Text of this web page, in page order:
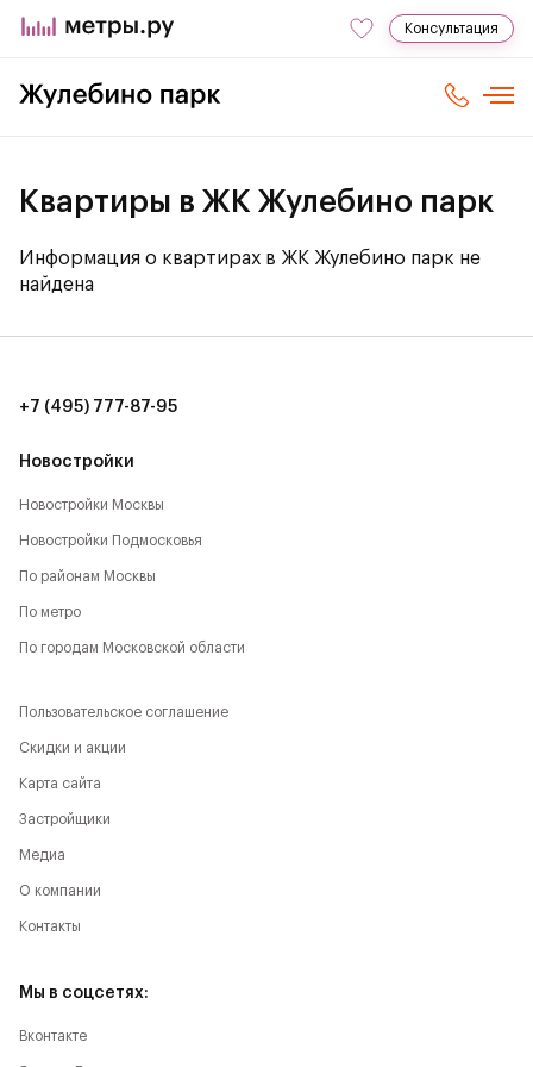
Консультация
Квартиры в ЖК Жулебино парк
Информация о квартирах в ЖК Жулебино парк не
найдена
Новостройки
Новостройки Москвы
Новостройки Подмосковья
По районам Москвы
По метро
По городам Московской области
+7 (495) 777-87-95
Пользовательское соглашение
Скидки и акции
Карта сайта
Застройщики
Медиа
О компании
Контакты
Мы в соцсетях:
Вконтакте